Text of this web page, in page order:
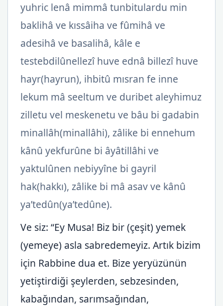
yuhric lenâ mimmâ tunbitulardu min
baklihâ ve kıssâiha ve fûmihâ ve
adesihâ ve basalihâ, kâle e
testebdilûnellezî huve ednâ billezî huve
hayr(hayrun), ihbitû mısran fe inne
lekum mâ seeltum ve duribet aleyhimuz
zilletu vel meskenetu ve bâu bi gadabin
minallâh(minallâhi), zâlike bi ennehum
kânû yekfurûne bi âyâtillâhi ve
yaktulûnen nebiyyîne bi gayril
hak(hakkı), zâlike bi mâ asav ve kânû
ya’tedûn(ya’tedûne).
Ve siz: “Ey Musa! Biz bir (çeşit) yemek
(yemeye) asla sabredemeyiz. Artık bizim
için Rabbine dua et. Bize yeryüzünün
yetiştirdiği şeylerden, sebzesinden,
kabağından, sarımsağından,